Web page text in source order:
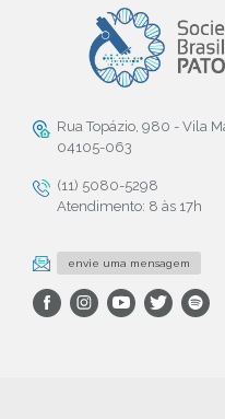
Rua Topázio, 980 - Vila
04105-063
(11) 5080-5298
Atendimento: 8 às 17h
envie uma mensagem